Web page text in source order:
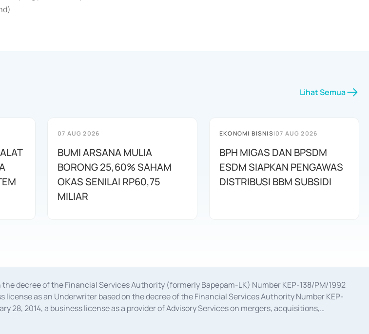
Lihat Semua
07 AUG 2026
BUMI ARSANA MULIA
BORONG 25,60% SAHAM
OKAS SENILAI RP60,75
MILIAR
EKONOMI BISNIS|07 AUG 2026
BPH MIGAS DAN BPSDM
ESDM SIAPKAN PENGAWAS
DISTRIBUSI BBM SUBSIDI
decree of the Financial Services Authority (formerly Bapepam-LK) Number KEP-138/PM/1992
license as an Underwriter based on the decree of the Financial Services Authority Number KEP-
28, 2014, a business license as a provider of Advisory Services on mergers, acquisitions,
Number S-67/PM.21/2014 dated February 28, 2014, a business license as a provider of